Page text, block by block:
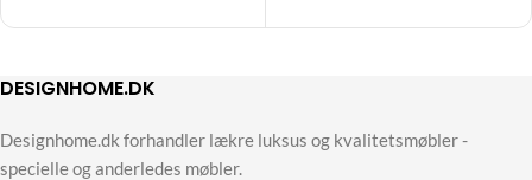
DESIGNHOME.DK
Designhome.dk forhandler lækre luksus og kvalitetsmøbler -
specielle og anderledes møbler.